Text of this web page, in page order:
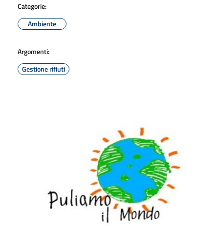
Categorie:
Ambiente
Argomenti:
Gestione rifiuti